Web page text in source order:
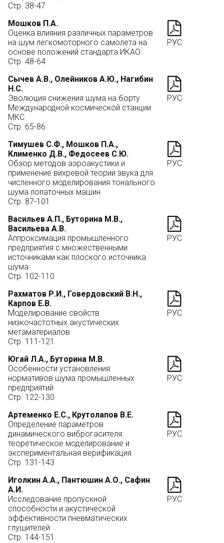
Стр. 38-47
Мошков П.А.
Оценка влияния различных параметров
на шум легкомоторного самолета на
основе положений стандарта ИКАО
Стр. 48-64
РУС
Сычев А.В., Олейников А.Ю., Нагибин
Н.С.
Эволюция снижения шума на борту
Международной космической станции
МКС
Стр. 65-86
РУС
Тимушев С.Ф., Мошков П.А.,
Клименко Д.В., Федосеев С.Ю.
Обзор методов аэроакустики и
применение вихревой теории звука для
численного моделирования тонального
шума лопаточных машин
Стр. 87-101
РУС
Васильев А.П., Буторина М.В.,
Васильева А.В.
Аппроксимация промышленного
предприятия с множественными
источниками как плоского источника
шума
Стр. 102-110
РУС
Рахматов Р.И., Говердовский В.Н.,
Карпов Е.В.
Моделирование свойств
низкочастотных акустических
метаматериалов
Стр. 111-121
РУС
Югай Л.А., Буторина М.В.
Особенности установления
нормативов шума промышленных
предприятий
Стр. 122-130
РУС
Артеменко Е.С., Крутолапов В.Е.
Определение параметров
динамического виброгасителя:
теоретическое моделирование и
экспериментальная верификация
Стр. 131-143
РУС
Иголкин А.А., Пантюшин А.О., Сафин
А.И.
Исследование пропускной
способности и акустической
эффективности пневматических
глушителей
Стр. 144-151
РУС